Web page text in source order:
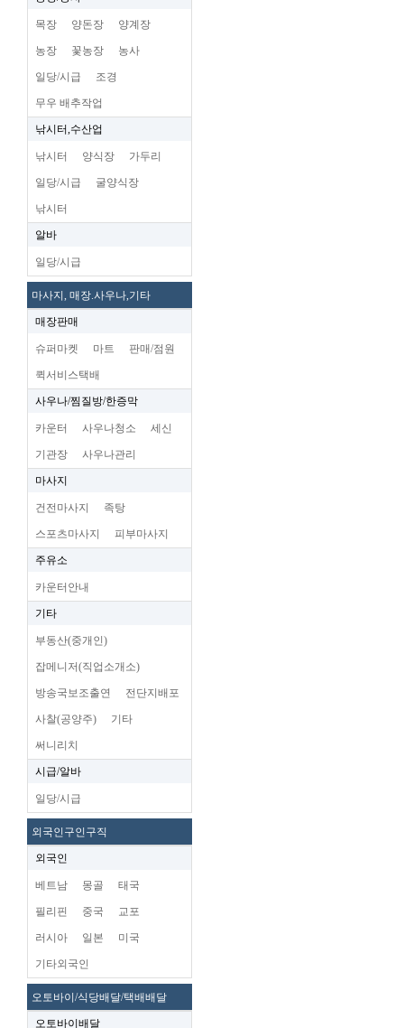
목장 양돈장 양계장
농장 꽃농장 농사
일당/시급 조경
무우 배추작업
낚시터,수산업
낚시터 양식장 가두리
일당/시급 굴양식장
낚시터
알바
일당/시급
마사지, 매장.사우나,기타
매장판매
슈퍼마켓 마트 판매/점원
퀵서비스택배
사우나/찜질방/한증막
카운터 사우나청소 세신
기관장 사우나관리
마사지
건전마사지 족탕
스포츠마사지 피부마사지
주유소
카운터안내
기타
부동산(중개인)
잡메니저(직업소개소)
방송국보조출연 전단지배포
사찰(공양주) 기타
써니리치
시급/알바
일당/시급
외국인구인구직
외국인
베트남 몽골 태국
필리핀 중국 교포
러시아 일본 미국
기타외국인
오토바이/식당배달/택배배달
오토바이배달